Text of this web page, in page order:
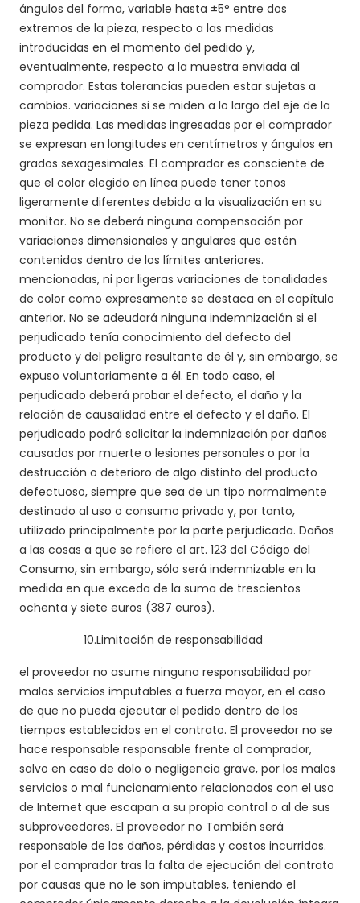
ángulos del forma, variable hasta ±5° entre dos
extremos de la pieza, respecto a las medidas
introducidas en el momento del pedido y,
eventualmente, respecto a la muestra enviada al
comprador. Estas tolerancias pueden estar sujetas a
cambios. variaciones si se miden a lo largo del eje de la
pieza pedida. Las medidas ingresadas por el comprador
se expresan en longitudes en centímetros y ángulos en
grados sexagesimales. El comprador es consciente de
que el color elegido en línea puede tener tonos
ligeramente diferentes debido a la visualización en su
monitor. No se deberá ninguna compensación por
variaciones dimensionales y angulares que estén
contenidas dentro de los límites anteriores.
mencionadas, ni por ligeras variaciones de tonalidades
de color como expresamente se destaca en el capítulo
anterior. No se adeudará ninguna indemnización si el
perjudicado tenía conocimiento del defecto del
producto y del peligro resultante de él y, sin embargo, se
expuso voluntariamente a él. En todo caso, el
perjudicado deberá probar el defecto, el daño y la
relación de causalidad entre el defecto y el daño. El
perjudicado podrá solicitar la indemnización por daños
causados por muerte o lesiones personales o por la
destrucción o deterioro de algo distinto del producto
defectuoso, siempre que sea de un tipo normalmente
destinado al uso o consumo privado y, por tanto,
utilizado principalmente por la parte perjudicada. Daños
a las cosas a que se refiere el art. 123 del Código del
Consumo, sin embargo, sólo será indemnizable en la
medida en que exceda de la suma de trescientos
ochenta y siete euros (387 euros).
10.Limitación de responsabilidad
el proveedor no asume ninguna responsabilidad por
malos servicios imputables a fuerza mayor, en el caso
de que no pueda ejecutar el pedido dentro de los
tiempos establecidos en el contrato. El proveedor no se
hace responsable responsable frente al comprador,
salvo en caso de dolo o negligencia grave, por los malos
servicios o mal funcionamiento relacionados con el uso
de Internet que escapan a su propio control o al de sus
subproveedores. El proveedor no También será
responsable de los daños, pérdidas y costos incurridos.
por el comprador tras la falta de ejecución del contrato
por causas que no le son imputables, teniendo el